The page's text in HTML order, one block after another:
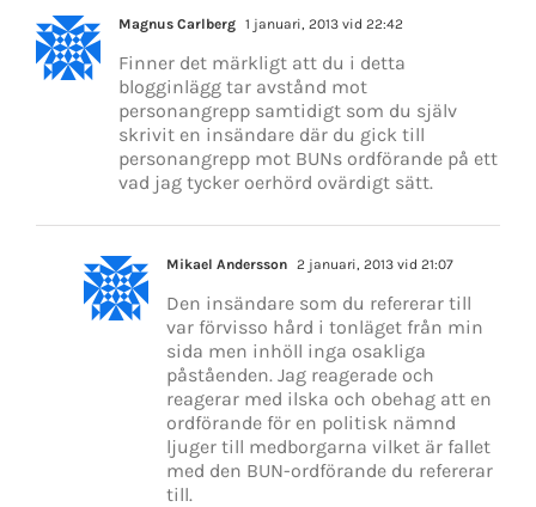
Magnus Carlberg 1 januari, 2013 vid 22:42
Finner det märkligt att du i detta
blogginlägg tar avstånd mot
personangrepp samtidigt som du själv
skrivit en insändare där du gick till
personangrepp mot BUNs ordförande på ett
vad jag tycker oerhörd ovärdigt sätt.
Mikael Andersson 2 januari, 2013 vid 21:07
Den insändare som du refererar till
var förvisso hård i tonläget från min
sida men inhöll inga osakliga
påståenden. Jag reagerade och
reagerar med ilska och obehag att en
ordförande för en politisk nämnd
ljuger till medborgarna vilket är fallet
med den BUN-ordförande du refererar
till.